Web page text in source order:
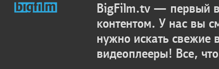
BigFilm.tv — первый
контентом. У нас вы
нужно искать свежие
видеоплееры! Все,